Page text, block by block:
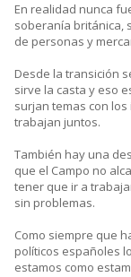
En realidad nunca
soberanía británica,
de personas y
Desde la transición
sirve la casta y eso
surjan temas con
trabajan juntos.
También hay una
que el Campo no
tener que ir a
sin problemas.
Como siempre que
políticos españoles
estamos como